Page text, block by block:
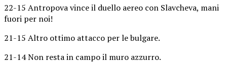
22-15 Antropova vince il duello aereo con Slavcheva, mani
fuori per noi!
21-15 Altro ottimo attacco per le bulgare.
21-14 Non resta in campo il muro azzurro.